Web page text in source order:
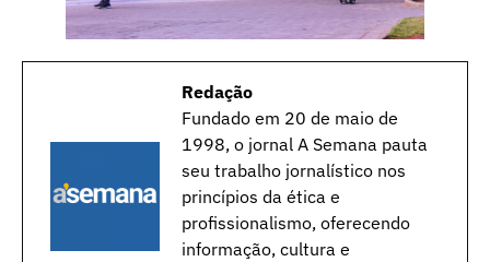
Redação
Fundado em 20 de maio de
1998, o jornal A Semana pauta
seu trabalho jornalístico nos
princípios da ética e
profissionalismo, oferecendo
informação, cultura e